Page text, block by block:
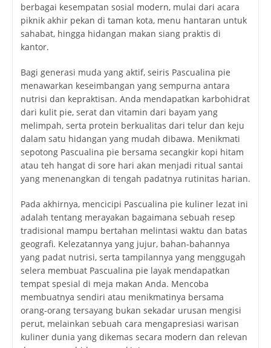
berbagai kesempatan sosial modern, mulai dari acara
piknik akhir pekan di taman kota, menu hantaran untuk
sahabat, hingga hidangan makan siang praktis di
kantor.
Bagi generasi muda yang aktif, seiris Pascualina pie
menawarkan keseimbangan yang sempurna antara
nutrisi dan kepraktisan. Anda mendapatkan karbohidrat
dari kulit pie, serat dan vitamin dari bayam yang
melimpah, serta protein berkualitas dari telur dan keju
dalam satu hidangan yang mudah dibawa. Menikmati
sepotong Pascualina pie bersama secangkir kopi hitam
atau teh hangat di sore hari akan menjadi ritual santai
yang menenangkan di tengah padatnya rutinitas harian.
Pada akhirnya, mencicipi Pascualina pie kuliner lezat ini
adalah tentang merayakan bagaimana sebuah resep
tradisional mampu bertahan melintasi waktu dan batas
geografi. Kelezatannya yang jujur, bahan-bahannya
yang padat nutrisi, serta tampilannya yang menggugah
selera membuat Pascualina pie layak mendapatkan
tempat spesial di meja makan Anda. Mencoba
membuatnya sendiri atau menikmatinya bersama
orang-orang tersayang bukan sekadar urusan mengisi
perut, melainkan sebuah cara mengapresiasi warisan
kuliner dunia yang dikemas secara modern dan relevan